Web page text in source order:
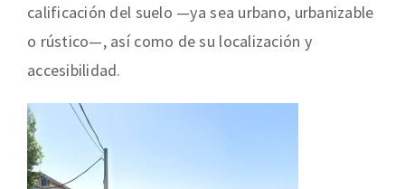
calificación del suelo —ya sea urbano, urbanizable
o rústico—, así como de su localización y
accesibilidad.